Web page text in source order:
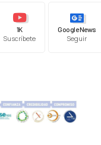
1K
Suscríbete
Google News
Seguir